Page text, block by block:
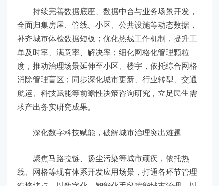
持续完善数据底座、数据中台与业务场景开发，
全面归集房屋、管线、小区、公共设施等动态数据，
补齐城市体检数据短板；优化热线工作机制，提升工
单及时率、满意率、解决率；细化网格化管理颗粒
度，推动治理场景延伸至小区、楼宇，依托综合网格
消除管理盲区；同步深化城市更新、行业转型、交通
航运、科技赋能等前瞻性决策咨询研究，立足民生需
求产出务实研究成果。
深化数字科技赋能，破解城市治理突出难题
聚焦马路拉链、扬尘污染等城市顽疾，依托热
线、网格等现有体系开发应用场景，打通各环节管理